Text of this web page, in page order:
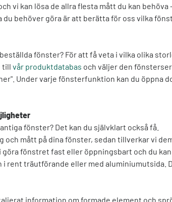
vi kan lösa de allra flesta mått du kan behöva
du behöver göra är att berätta för oss vilka
fönster? För att få veta i vilka olika
till vår produktdatabas och väljer den
Under varje fönsterfunktion kan du öppna
fönster? Det kan du självklart också få.
och mått på dina fönster, sedan tillverkar vi
göra fönstret fast eller öppningsbart och du
rent träutförande eller med aluminiumutsida.
information om formade element och